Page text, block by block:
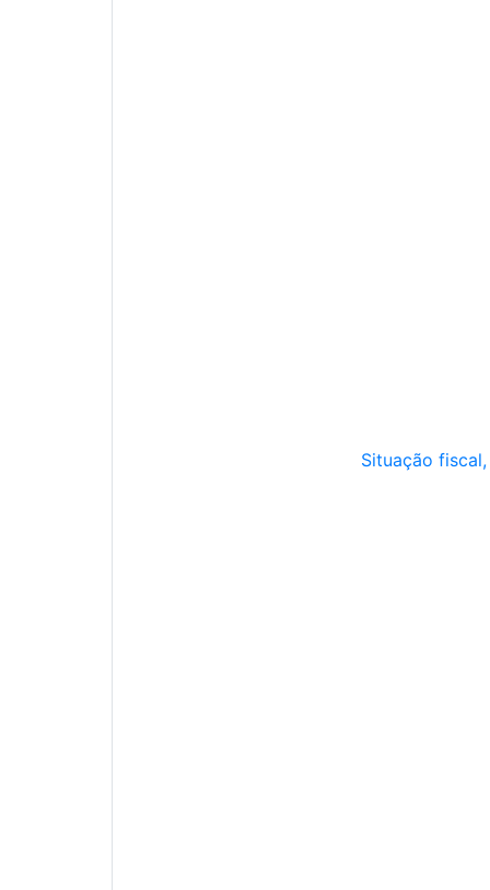
Situação